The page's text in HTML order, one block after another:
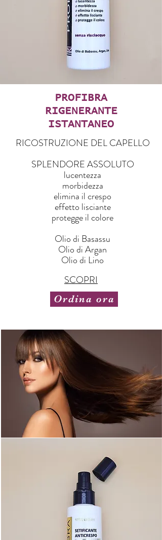
PROFIBRA
RIGENERANTE
ISTANTANEO
RICOSTRUZIONE DEL CAPELLO
SPLENDORE ASSOLUTO
lucentezza
morbidezza
elimina il crespo
effetto lisciante
protegge il colore
Olio di Basassu
Olio di Argan
Olio di Lino
SCOPRI
Ordina ora